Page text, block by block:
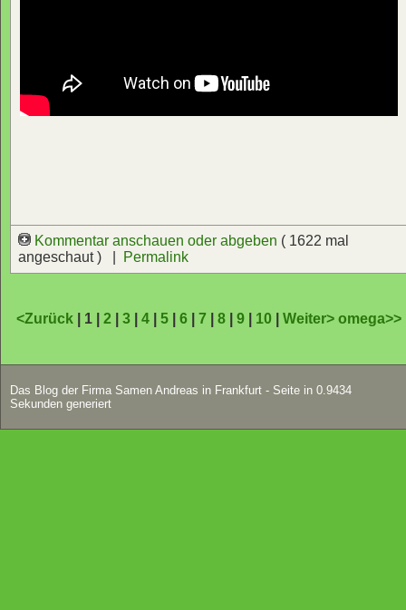
Kommentar anschauen oder abgeben ( 1622 mal
angeschaut ) |
Permalink
<Zurück | 1 |2 |3 |4 |5 |6 |7 |8 |9 10 |Weiter>omega>>
Das Blog der Firma Samen Andreas in Frankfurt - Seite in 0.9434
Sekunden generiert